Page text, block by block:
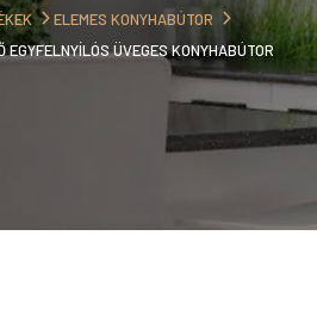
ELEMES KONYHABÚTOR
ÜVEGES KONYHABÚTOR